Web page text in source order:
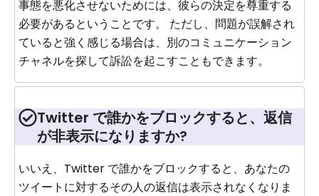
事態を悪化させないためには、彼らの決定を尊重する
必要があるということです。 ただし、問題が誤解され
ていると強く感じる場合は、別のコミュニケーション
チャネルを探して訴訟を起こすこともできます。
Twitter で誰かをブロックすると、返信
が非表示になりますか?
いいえ、Twitter で誰かをブロックすると、あなたの
ツイートに対するその人の返信は表示されなくなりま